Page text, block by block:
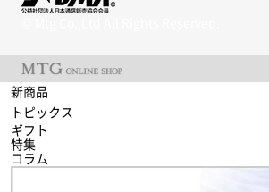
新商品
トピックス
ギフト
特集
コラム